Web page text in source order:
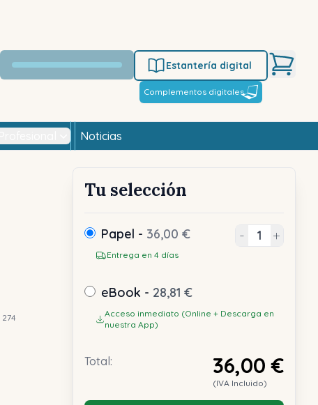
Estantería digital
Complementos digitales
Noticias
274
Tu selección
Papel - 36,00 €
Entrega en 4 días
- +
eBook - 28,81 €
Acceso inmediato (Online + Descarga en
nuestra App)
Total: 36,00 €
(IVA Incluido)